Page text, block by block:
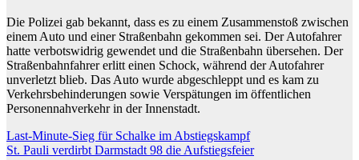
Die Polizei gab bekannt, dass es zu einem Zusammenstoß zwischen
einem Auto und einer Straßenbahn gekommen sei. Der Autofahrer
hatte verbotswidrig gewendet und die Straßenbahn übersehen. Der
Straßenbahnfahrer erlitt einen Schock, während der Autofahrer
unverletzt blieb. Das Auto wurde abgeschleppt und es kam zu
Verkehrsbehinderungen sowie Verspätungen im öffentlichen
Personennahverkehr in der Innenstadt.
Beitragsnavigation
Last-Minute-Sieg für Schalke im Abstiegskampf
St. Pauli verdirbt Darmstadt 98 die Aufstiegsfeier